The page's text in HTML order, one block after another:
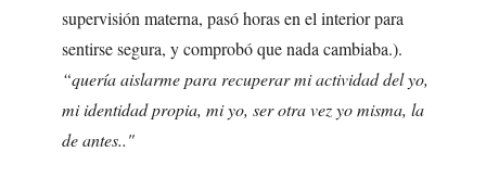
supervisión materna, pasó horas en el interior para
sentirse segura, y comprobó que nada cambiaba.).
“quería aislarme para recuperar mi actividad del yo,
mi identidad propia, mi yo, ser otra vez yo misma, la
de antes.."